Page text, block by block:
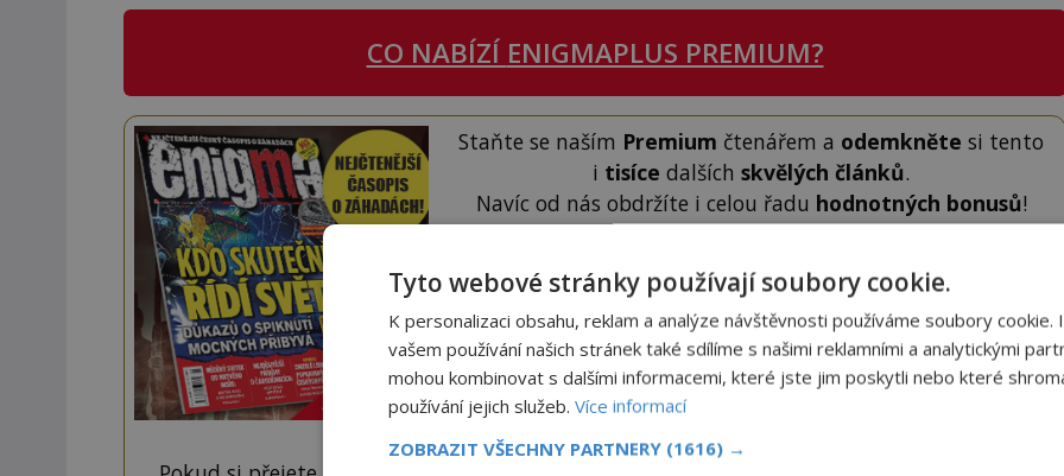
CO NABÍZÍ ENIGMAPLUS PREMIUM?
Staňte se naším Premium čtenářem a odemkněte si tento
i tisíce dalšíchskvělých článků.
Navíc od nás obdržíte i celou řadu hodnotných bonusů!
ODEMKNOUT ČLÁNEK
Tyto webové stránky používají soubory cookie.
K personalizaci obsahu, reklam a analýze návštěvnosti používáme soubory cookie.
vašem používání našich stránek také sdílíme s našimi reklamními a analytickými
mohou kombinovat s dalšími informacemi, které jste jim poskytli nebo které
používání jejich služeb. Více informací
ZOBRAZIT VŠECHNY PARTNERY (1616) →